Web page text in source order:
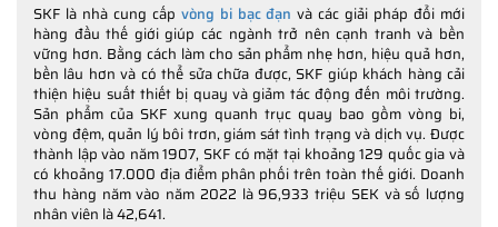
SKF là nhà cung cấp vòng bi bạc đạn và các giải pháp đổi mới
hàng đầu thế giới giúp các ngành trở nên cạnh tranh và bền
vững hơn. Bằng cách làm cho sản phẩm nhẹ hơn, hiệu quả hơn,
bền lâu hơn và có thể sửa chữa được, SKF giúp khách hàng cải
thiện hiệu suất thiết bị quay và giảm tác động đến môi trường.
Sản phẩm của SKF xung quanh trục quay bao gồm vòng bi,
vòng đệm, quản lý bôi trơn, giám sát tình trạng và dịch vụ. Được
thành lập vào năm 1907, SKF có mặt tại khoảng 129 quốc gia và
có khoảng 17.000 địa điểm phân phối trên toàn thế giới. Doanh
thu hàng năm vào năm 2022 là 96,933 triệu SEK và số lượng
nhân viên là 42,641.